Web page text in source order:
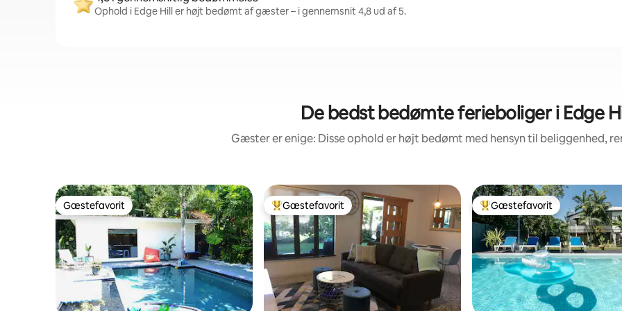
Ophold i Edge Hill er højt bedømt af gæster – i gennemsnit 4,8 ud af 5.
De bedst bedømte ferieboliger i Edge
Gæster er enige: Disse ophold er højt bedømt med hensyn til beliggenhed,
Gæstefavorit
Gæstefavorit Bedste gæstefavorit
Gæstefavorit Bedste gæstefavorit
Gæstefavorit